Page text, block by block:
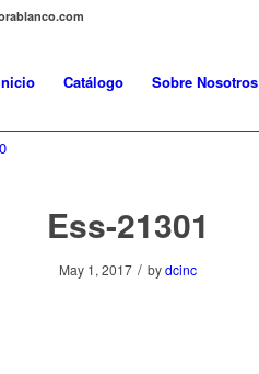
Catálogo Sobre Nosotros
0
Ess-21301
May 1, 2017 / bydcinc